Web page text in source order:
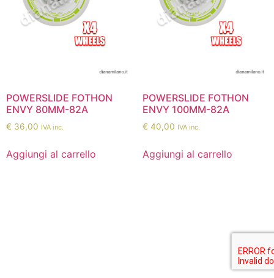
POWERSLIDE FOTHON
ENVY 80MM-82A
€ 36,00 IVA inc.
Aggiungi al carrello
POWERSLIDE FOTHON
ENVY 100MM-82A
€ 40,00 IVA inc.
Aggiungi al carrello